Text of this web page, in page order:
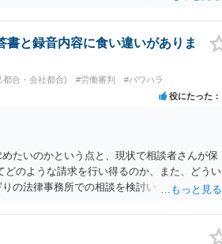
と録音内容に食い違いがありま
都合・会社都合) #労働審判 #パワハラ
役にたった
たいのかという点と、現状で相談者さんが保
のような請求を行い得るのか、また、どうい
の法律事務所での相談を検討いただければと